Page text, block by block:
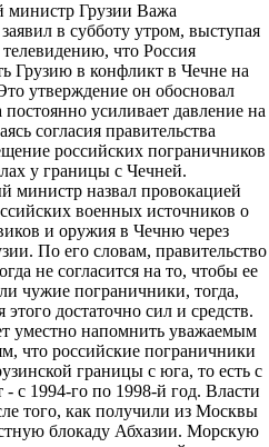
министр Грузии Важа
в субботу утром, выступая
что Россия
Грузию в конфликт в Чечне на
утверждение он обосновал
усиливает давление на
согласия правительства
российских пограничников
у границы с Чечней.
министр назвал провокацией
военных источников о
и оружия в Чечню через
По его словам, правительство
не согласится на то, чтобы ее
чужие пограничники, тогда,
этого достаточно сил и средств.
уместно напомнить уважаемым
что российские пограничники
границы с юга, то есть с
- с 1994-го по 1998-й год. Власти
того, как получили из Москвы
блокаду Абхазии. Морскую